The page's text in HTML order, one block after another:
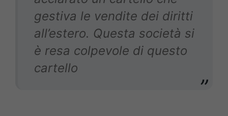
gestiva le vendite dei diritti
all’estero. Questa società si
è resa colpevole di questo
cartello